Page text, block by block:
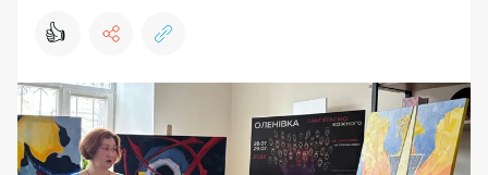
👍